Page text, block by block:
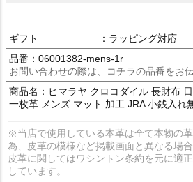
ギフト
：ラッピング対応
品番：06001382-mens-1r
お問い合わせの際は、コチラの品番をお
商品名：ヒマラヤ クロコダイル 長財布
一枚革 メンズ マット 加工 JRA 小銭入れ
※当店で使用している本革は全て本物の
為、皮革の模様など掲載画面と異なる場
皮革に関してはワシントン条約を元に適
しています。